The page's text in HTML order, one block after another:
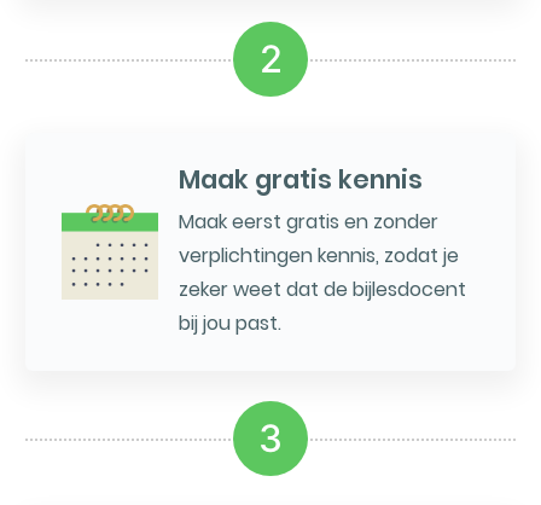
2
Maak gratis kennis
Maak eerst gratis en zonder
verplichtingen kennis, zodat je
zeker weet dat de bijlesdocent
bij jou past.
3